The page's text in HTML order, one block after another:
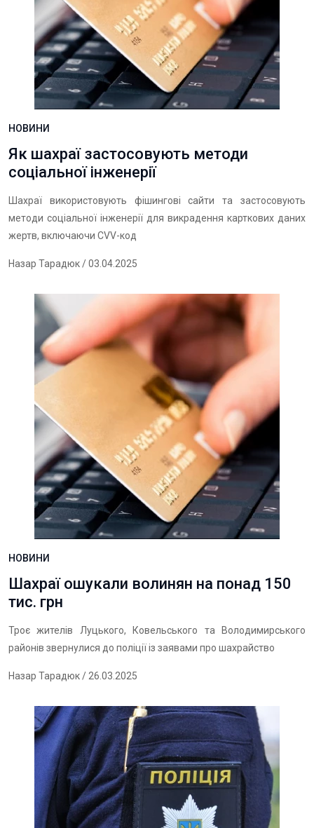
НОВИНИ
Як шахраї застосовують методи
соціальної інженерії
Шахраї використовують фішингові сайти та застосовують
методи соціальної інженерії для викрадення карткових даних
жертв, включаючи CVV-код
Назар Тарадюк/ 03.04.2025
НОВИНИ
Шахраї ошукали волинян на понад 150
тис. грн
Троє жителів Луцького, Ковельського та Володимирського
районів звернулися до поліції із заявами про шахрайство
Назар Тарадюк/ 26.03.2025